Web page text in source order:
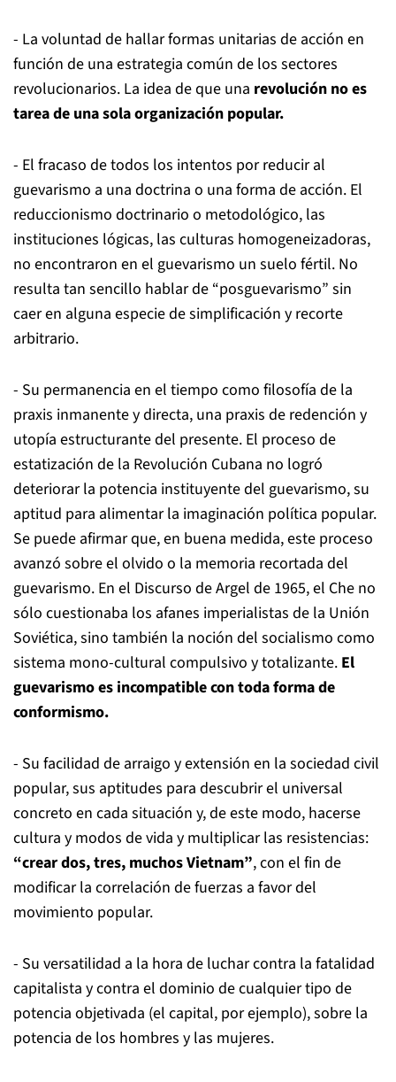
- La voluntad de hallar formas unitarias de acción en
función de una estrategia común de los sectores
revolucionarios. La idea de que una revolución no es
tarea de una sola organización popular.
- El fracaso de todos los intentos por reducir al
guevarismo a una doctrina o una forma de acción. El
reduccionismo doctrinario o metodológico, las
instituciones lógicas, las culturas homogeneizadoras,
no encontraron en el guevarismo un suelo fértil. No
resulta tan sencillo hablar de “posguevarismo” sin
caer en alguna especie de simplificación y recorte
arbitrario.
- Su permanencia en el tiempo como filosofía de la
praxis inmanente y directa, una praxis de redención y
utopía estructurante del presente. El proceso de
estatización de la Revolución Cubana no logró
deteriorar la potencia instituyente del guevarismo, su
aptitud para alimentar la imaginación política popular.
Se puede afirmar que, en buena medida, este proceso
avanzó sobre el olvido o la memoria recortada del
guevarismo. En el Discurso de Argel de 1965, el Che no
sólo cuestionaba los afanes imperialistas de la Unión
Soviética, sino también la noción del socialismo como
sistema mono-cultural compulsivo y totalizante. El
guevarismo es incompatible con toda forma de
conformismo.
- Su facilidad de arraigo y extensión en la sociedad civil
popular, sus aptitudes para descubrir el universal
concreto en cada situación y, de este modo, hacerse
cultura y modos de vida y multiplicar las resistencias:
“crear dos, tres, muchos Vietnam”, con el fin de
modificar la correlación de fuerzas a favor del
movimiento popular.
- Su versatilidad a la hora de luchar contra la fatalidad
capitalista y contra el dominio de cualquier tipo de
potencia objetivada (el capital, por ejemplo), sobre la
potencia de los hombres y las mujeres.